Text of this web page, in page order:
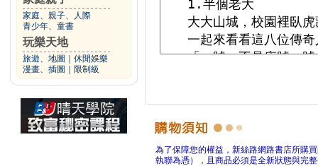
家庭、親子、人際
青少年、童書
玩樂天地
旅遊、地圖
休閒娛樂
漫畫、插圖
限制級
為了保障您的權益，新絲路網路書店所購
執聯為憑），且商品必須是全新狀態與完